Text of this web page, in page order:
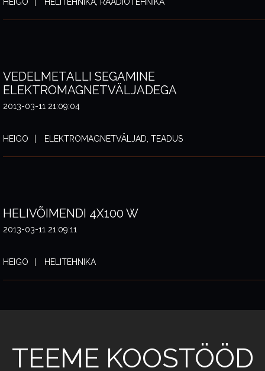
VEDELMETALLI SEGAMINE
ELEKTROMAGNETVÄLJADEGA
2013-03-11 21:09:04
HEIGO ELEKTROMAGNETVÄLJAD, TEADUS
HELIVÕIMENDI 4X100 W
2013-03-11 21:09:11
HEIGO HELITEHNIKA
TEEME KOOSTÖÖD